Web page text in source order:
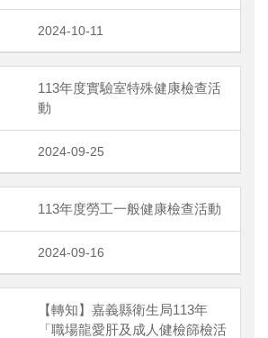
2024-10-11
113年度實驗室特殊健康檢查活
動
2024-09-25
113年度勞工一般健康檢查活動
2024-09-16
【轉知】嘉義縣衛生局113年
「職場龍愛肝及成人健檢篩檢活